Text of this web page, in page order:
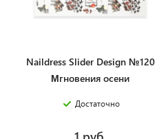
Naildress Slider Design №120
Мгновения осени
Достаточно